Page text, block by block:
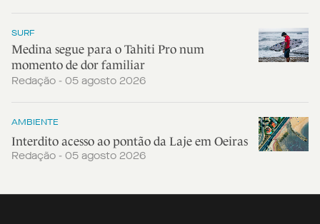
SURF
Medina segue para o Tahiti Pro num
momento de dor familiar
Redação - 05 agosto 2026
AMBIENTE
Interdito acesso ao pontão da Laje em Oeiras
Redação - 05 agosto 2026